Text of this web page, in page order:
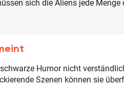
sich die Aliens jede Menge
Humor nicht
Szenen können sie